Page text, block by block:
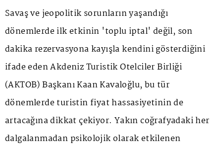
Savaş ve jeopolitik sorunların yaşandığı
dönemlerde ilk etkinin 'toplu iptal' değil, son
dakika rezervasyona kayışla kendini gösterdiğini
ifade eden Akdeniz Turistik Otelciler Birliği
(AKTOB) Başkanı Kaan Kavaloğlu, bu tür
dönemlerde turistin fiyat hassasiyetinin de
artacağına dikkat çekiyor. Yakın coğrafyadaki her
dalgalanmadan psikolojik olarak etkilenen